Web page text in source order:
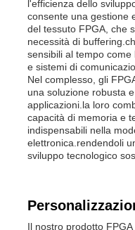
l'efficienza dello
consente una gestione
del tessuto FPGA, che
necessità di
sensibili al tempo
e sistemi di
Nel complesso, gli
una soluzione robusta
applicazioni.la loro
capacità di memoria e
indispensabili nella
elettronica.rendendoli
sviluppo tecnologico
Il nostro prodotto